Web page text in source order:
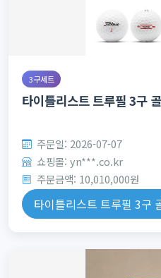
3구세트
타이틀리스트 트루필 3구
주문일: 2026-07-07
쇼핑몰: yn***.co.kr
주문금액: 10,010,000원
타이틀리스트 트루필 3구